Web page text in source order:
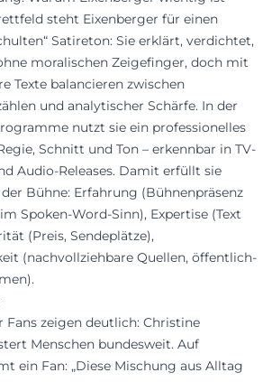
steht Eixenberger für einen
Satireton: Sie erklärt, verdichtet,
moralischen Zeigefinger, doch mit
Texte balancieren zwischen
und analytischer Schärfe. In der
nutzt sie ein professionelles
Schnitt und Ton – erkennbar in TV-
Audio-Releases. Damit erfüllt sie
Bühne: Erfahrung (Bühnenpräsenz
Spoken-Word-Sinn), Expertise (Text
(Preis, Sendeplätze),
(nachvollziehbare Quellen, öffentlich-
Fans zeigen deutlich: Christine
Menschen bundesweit. Auf
ein Fan: „Diese Mischung aus Alltag